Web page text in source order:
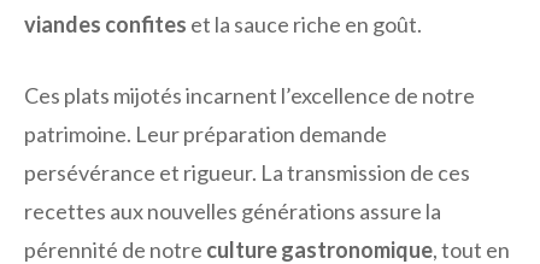
viandes confites et la sauce riche en goût.
Ces plats mijotés incarnent l’excellence de notre
patrimoine. Leur préparation demande
persévérance et rigueur. La transmission de ces
recettes aux nouvelles générations assure la
pérennité de notre culture gastronomique, tout en